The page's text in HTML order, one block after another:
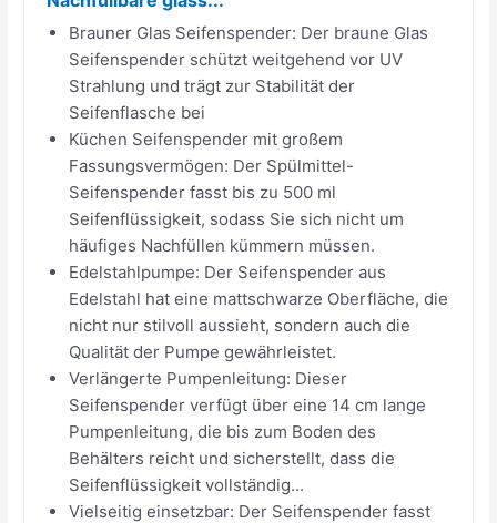
Brauner Glas Seifenspender: Der braune Glas
Seifenspender schützt weitgehend vor UV
Strahlung und trägt zur Stabilität der
Seifenflasche bei
Küchen Seifenspender mit großem
Fassungsvermögen: Der Spülmittel-
Seifenspender fasst bis zu 500 ml
Seifenflüssigkeit, sodass Sie sich nicht um
häufiges Nachfüllen kümmern müssen.
Edelstahlpumpe: Der Seifenspender aus
Edelstahl hat eine mattschwarze Oberfläche, die
nicht nur stilvoll aussieht, sondern auch die
Qualität der Pumpe gewährleistet.
Verlängerte Pumpenleitung: Dieser
Seifenspender verfügt über eine 14 cm lange
Pumpenleitung, die bis zum Boden des
Behälters reicht und sicherstellt, dass die
Seifenflüssigkeit vollständig...
Vielseitig einsetzbar: Der Seifenspender fasst